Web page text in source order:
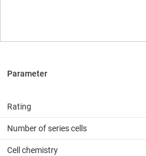
Rating
Number of series cells
Cell chemistry